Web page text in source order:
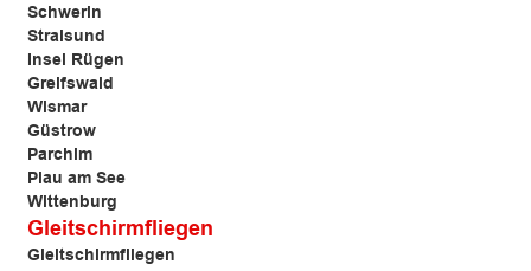
Schwerin
Stralsund
Insel Rügen
Greifswald
Wismar
Güstrow
Parchim
Plau am See
Wittenburg
Gleitschirmfliegen
Gleitschirmfliegen